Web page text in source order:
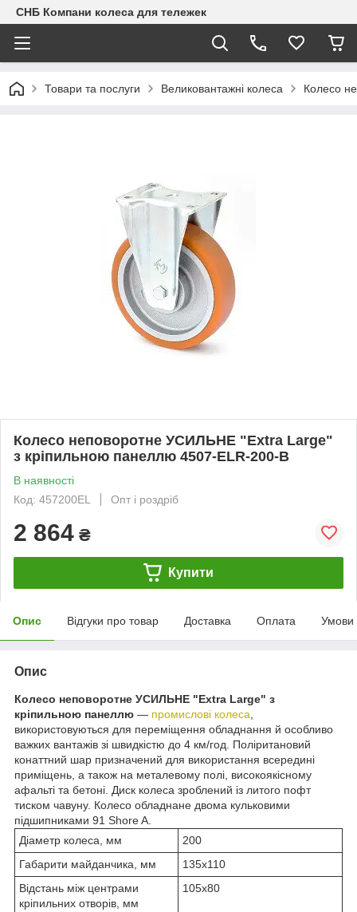
СНБ Компани колеса для тележек
Товари та послуги Великовантажні колеса Колесо
Колесо неповоротне УСИЛЬНЕ "Extra Large"
з кріпильною панеллю 4507-ELR-200-В
В наявності
Код: 457200EL
Опт і роздріб
2 864 ₴
Купити
Опис Відгуки про товар Доставка Оплата Умови
Опис
Колесо неповоротне УСИЛЬНЕ "Extra Large" з
кріпильною панеллю — промислові колеса
використовуються для переміщення обладнання й особливо
важких вантажів зі швидкістю до 4 км/год. Поліритановий
конаттний шар призначений для використання всередині
приміщень, а також на металевому полі, високоякісному
афальті та бетоні. Диск колеса зроблений із литого пофт
тиском чавуну. Колесо обладнане двома кульковими
підшипниками 91 Shore A.
Діаметр колеса, мм
200
Габарити майданчика, мм
135x110
Відстань між центрами
кріпильних отворів, мм
105x80